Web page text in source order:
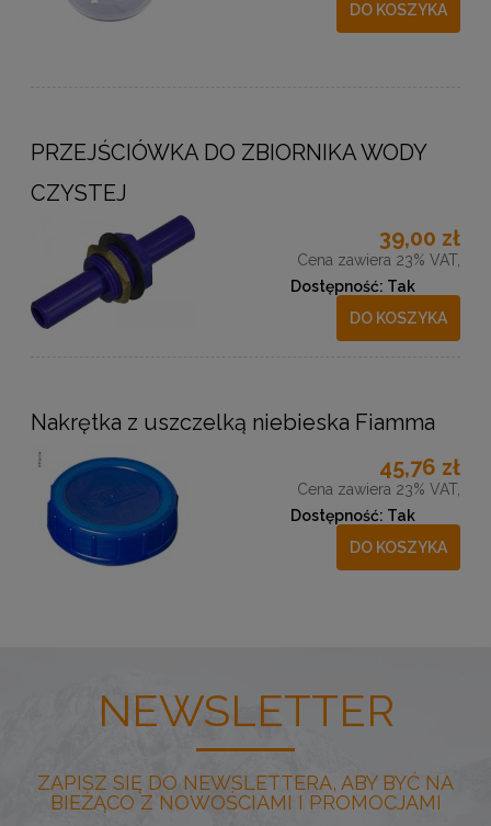
DO KOSZYKA
PRZEJŚCIÓWKA DO ZBIORNIKA WODY
CZYSTEJ
39,00 zł
Cena zawiera 23% VAT,
Dostępność: Tak
DO KOSZYKA
Nakrętka z uszczelką niebieska Fiamma
45,76 zł
Cena zawiera 23% VAT,
Dostępność: Tak
DO KOSZYKA
NEWSLETTER
ZAPISZ SIĘ DO NEWSLETTERA, ABY BYĆ NA
BIEŻĄCO Z NOWOŚCIAMI I PROMOCJAMI